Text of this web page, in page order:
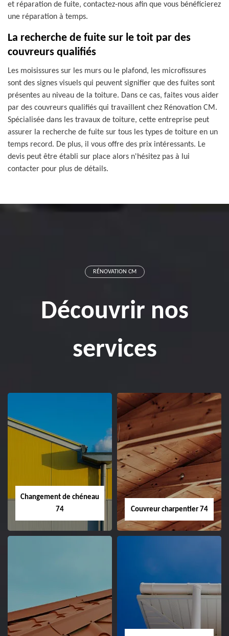
et réparation de fuite, contactez-nous afin que vous bénéficierez
une réparation à temps.
La recherche de fuite sur le toit par des
couvreurs qualifiés
Les moisissures sur les murs ou le plafond, les microfissures
sont des signes visuels qui peuvent signifier que des fuites sont
présentes au niveau de la toiture. Dans ce cas, faites vous aider
par des couvreurs qualifiés qui travaillent chez Rénovation CM.
Spécialisée dans les travaux de toiture, cette entreprise peut
assurer la recherche de fuite sur tous les types de toiture en un
temps record. De plus, il vous offre des prix intéressants. Le
devis peut être établi sur place alors n'hésitez pas à lui
contacter pour plus de détails.
RÉNOVATION CM
Découvrir nos
services
Changement de chéneau
74
Couvreur charpentier 74